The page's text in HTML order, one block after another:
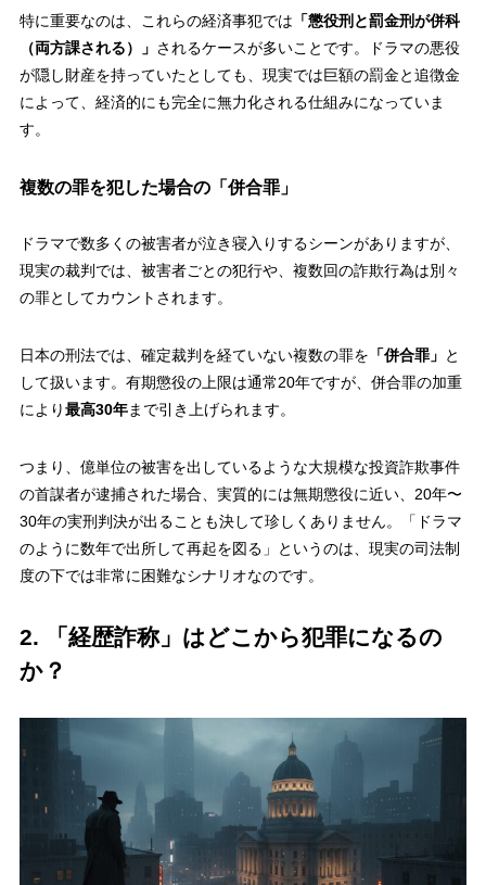
特に重要なのは、これらの経済事犯では 「懲役刑と罰金刑が併科
（両方課される）」 されるケースが多いことです。ドラマの悪役
が隠し財産を持っていたとしても、現実では巨額の罰金と追徴金
によって、経済的にも完全に無力化される仕組みになっていま
す。
複数の罪を犯した場合の「併合罪」
ドラマで数多くの被害者が泣き寝入りするシーンがありますが、
現実の裁判では、被害者ごとの犯行や、複数回の詐欺行為は別々
の罪としてカウントされます。
日本の刑法では、確定裁判を経ていない複数の罪を 「併合罪」 と
して扱います。有期懲役の上限は通常20年ですが、併合罪の加重
により最高30年まで引き上げられます。
つまり、億単位の被害を出しているような大規模な投資詐欺事件
の首謀者が逮捕された場合、実質的には無期懲役に近い、20年〜
30年の実刑判決が出ることも決して珍しくありません。「ドラマ
のように数年で出所して再起を図る」というのは、現実の司法制
度の下では非常に困難なシナリオなのです。
2. 「経歴詐称」はどこから犯罪になるの
か？